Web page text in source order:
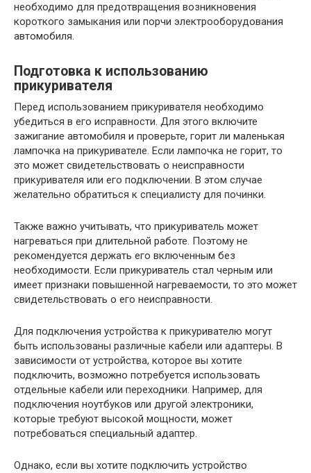
необходимо для предотвращения возникновения
короткого замыкания или порчи электрооборудования
автомобиля.
Подготовка к использованию
прикуривателя
Перед использованием прикуривателя необходимо
убедиться в его исправности. Для этого включите
зажигание автомобиля и проверьте, горит ли маленькая
лампочка на прикуривателе. Если лампочка не горит, то
это может свидетельствовать о неисправности
прикуривателя или его подключении. В этом случае
желательно обратиться к специалисту для починки.
Также важно учитывать, что прикуриватель может
нагреваться при длительной работе. Поэтому не
рекомендуется держать его включенным без
необходимости. Если прикуриватель стал черным или
имеет признаки повышенной нагреваемости, то это может
свидетельствовать о его неисправности.
Для подключения устройства к прикуривателю могут
быть использованы различные кабели или адаптеры. В
зависимости от устройства, которое вы хотите
подключить, возможно потребуется использовать
отдельные кабели или переходники. Например, для
подключения ноутбуков или другой электроники,
которые требуют высокой мощности, может
потребоваться специальный адаптер.
Однако, если вы хотите подключить устройство